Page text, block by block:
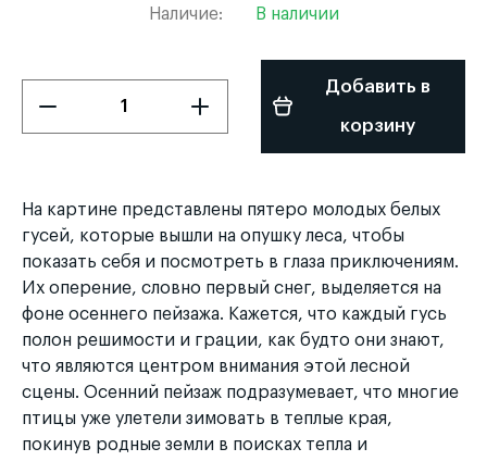
Наличие: В наличии
Добавить в
корзину
На картине представлены пятеро молодых белых
гусей, которые вышли на опушку леса, чтобы
показать себя и посмотреть в глаза приключениям.
Их оперение, словно первый снег, выделяется на
фоне осеннего пейзажа. Кажется, что каждый гусь
полон решимости и грации, как будто они знают,
что являются центром внимания этой лесной
сцены. Осенний пейзаж подразумевает, что многие
птицы уже улетели зимовать в теплые края,
покинув родные земли в поисках тепла и